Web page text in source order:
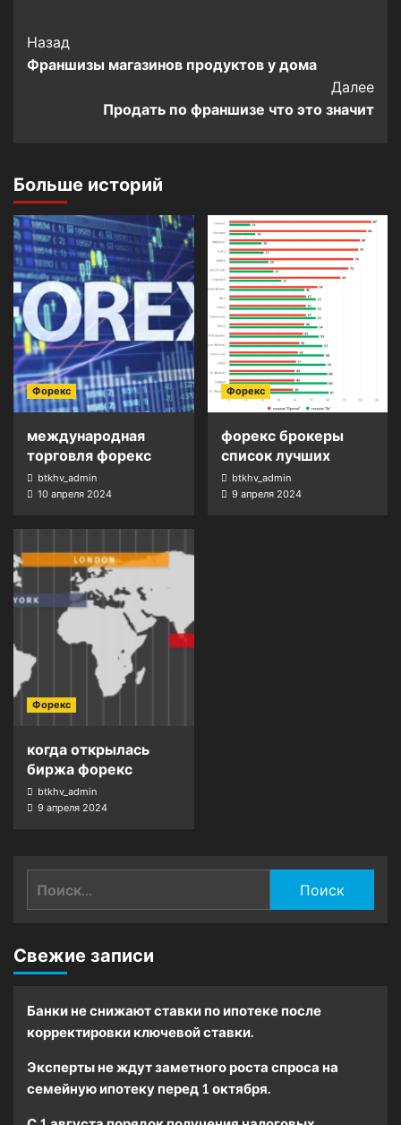
Post
Navigation
Назад
Франшизы магазинов продуктов у дома
Далее
Продать по франшизе что это значит
Больше историй
Форекс
международная
торговля форекс
btkhv_admin
10 апреля 2024
Форекс
форекс брокеры
список лучших
btkhv_admin
9 апреля 2024
Форекс
когда открылась
биржа форекс
btkhv_admin
9 апреля 2024
Свежие записи
Банки не снижают ставки по ипотеке после
корректировки ключевой ставки.
Эксперты не ждут заметного роста спроса на
семейную ипотеку перед 1 октября.